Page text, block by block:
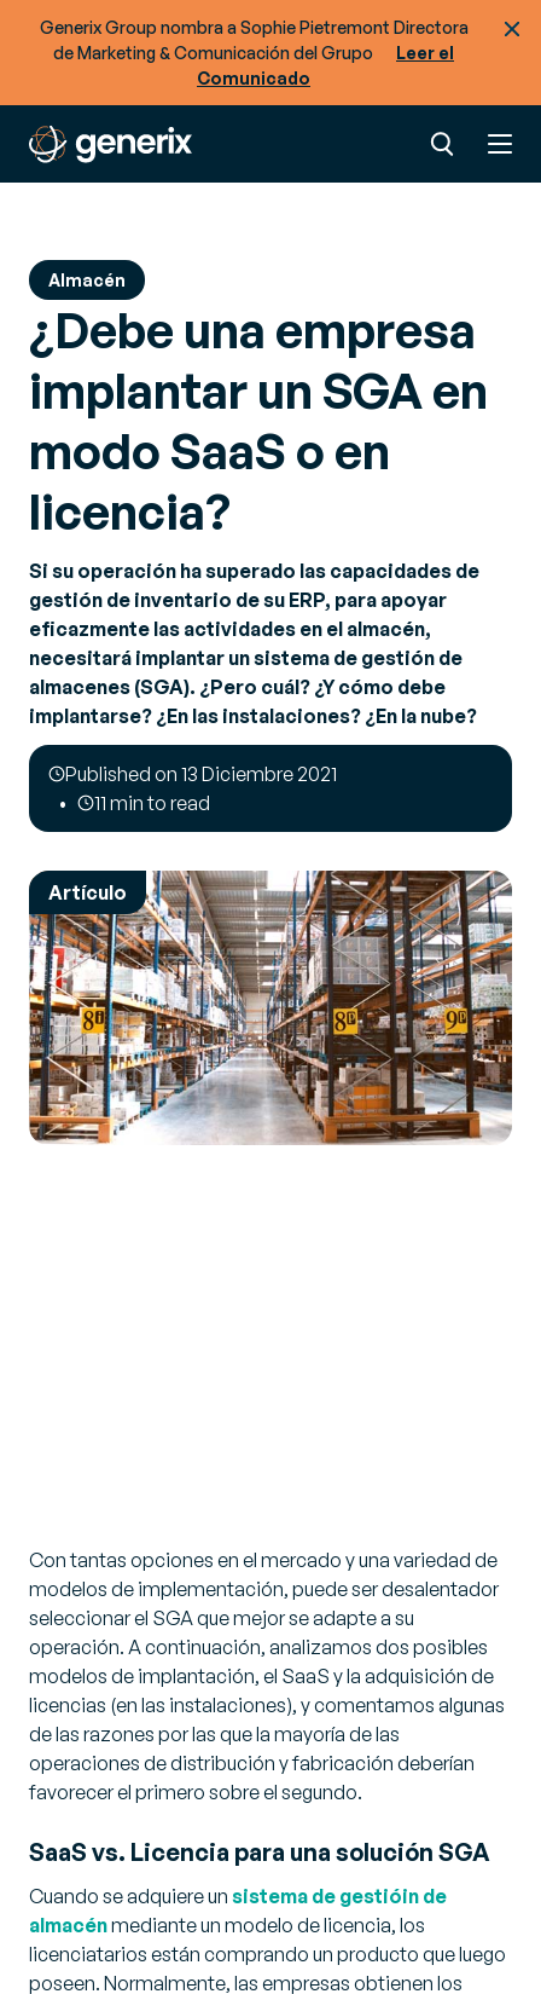
Generix Group nombra a Sophie Pietremont Directora
de Marketing & Comunicación del Grupo
Leer el
Comunicado
Almacén
¿Debe una empresa
implantar un SGA en
modo SaaS o en
licencia?
Si su operación ha superado las capacidades de
gestión de inventario de su ERP, para apoyar
eficazmente las actividades en el almacén,
necesitará implantar un sistema de gestión de
almacenes (SGA). ¿Pero cuál? ¿Y cómo debe
implantarse? ¿En las instalaciones? ¿En la nube?
Published on 13 Diciembre 2021
11 min to read
Artículo
Con tantas opciones en el mercado y una variedad de
modelos de implementación, puede ser desalentador
seleccionar el SGA que mejor se adapte a su
operación. A continuación, analizamos dos posibles
modelos de implantación, el SaaS y la adquisición de
licencias (en las instalaciones), y comentamos algunas
de las razones por las que la mayoría de las
operaciones de distribución y fabricación deberían
favorecer el primero sobre el segundo.
SaaS vs. Licencia para una solución SGA
Cuando se adquiere un sistema de gestióin de
almacénmediante un modelo de licencia, los
licenciatarios están comprando un producto que luego
poseen. Normalmente, las empresas obtienen los